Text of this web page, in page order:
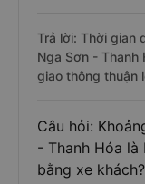
Trả lời: Thời gian
Nga Sơn - Thanh
giao thông thuận
Câu hỏi:
- Thanh Hóa là
bằng xe khách?